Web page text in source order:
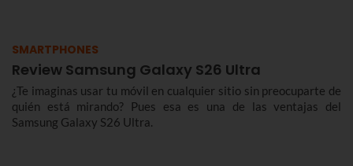
SMARTPHONES
Review Samsung Galaxy S26 Ultra
¿Te imaginas usar tu móvil en cualquier sitio sin preocuparte de
quién está mirando? Pues esa es una de las ventajas del
Samsung Galaxy S26 Ultra.